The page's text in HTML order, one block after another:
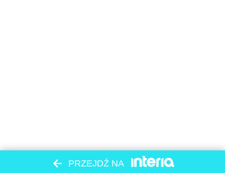
PRZEJDŹ NA